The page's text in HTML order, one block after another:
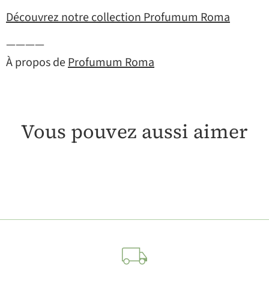
Découvrez notre collection Profumum Roma
————
À propos deProfumum Roma
Vous pouvez aussi aimer